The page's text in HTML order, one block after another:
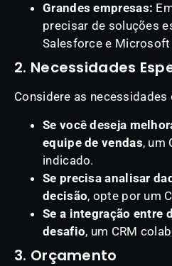
Grandes empresas:
precisar de soluções
Salesforce e Microsoft
2. Necessidades
Considere as necessidades
Se você deseja
equipe de vendas, um
indicado.
Se precisa analisar
decisão, opte por um
Se a integração entre
desafio, um CRM
3. Orçamento